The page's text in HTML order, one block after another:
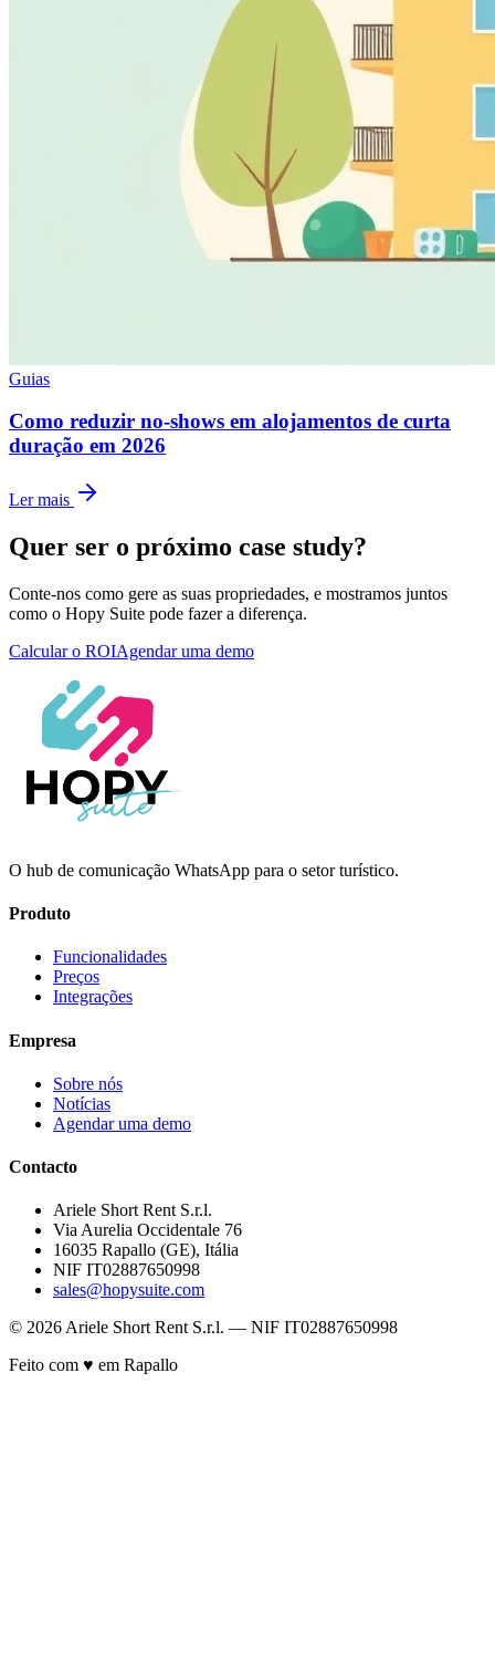
Guias
Como reduzir no-shows em alojamentos de curta
duração em 2026
Ler mais
Quer ser o próximo case study?
Conte-nos como gere as suas propriedades, e mostramos juntos
como o Hopy Suite pode fazer a diferença.
Calcular o ROIAgendar uma demo
O hub de comunicação WhatsApp para o setor turístico.
Produto
Funcionalidades
Preços
Integrações
Empresa
Sobre nós
Notícias
Agendar uma demo
Contacto
Ariele Short Rent S.r.l.
Via Aurelia Occidentale 76
16035 Rapallo (GE), Itália
NIF IT02887650998
sales@hopysuite.com
© 2026 Ariele Short Rent S.r.l. — NIF IT02887650998
Feito com ♥ em Rapallo